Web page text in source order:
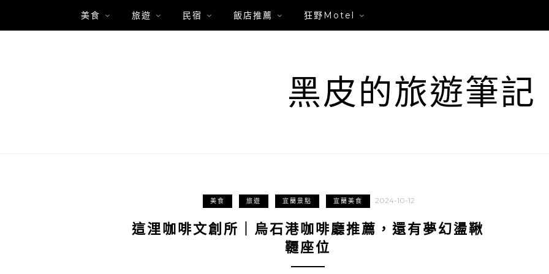
美食 旅遊 民宿 飯店推薦 狂野Motel
黑皮的旅遊筆記
美食 旅遊 宜蘭景點 宜蘭美食 2024-10-12
這浬咖啡文創所｜烏石港咖啡廳推薦，還有夢幻盪鞦
韆座位